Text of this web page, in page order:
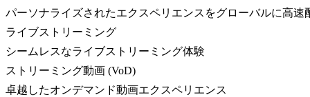
パーソナライズされたエクスペリエンスをグローバルに高速
ライブストリーミング
シームレスなライブストリーミング体験
ストリーミング動画 (VoD)
卓越したオンデマンド動画エクスペリエンス